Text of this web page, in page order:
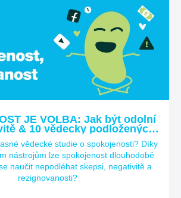
JE VOLBA: Jak být odolní
& 10 vědecky podložených
pro spokojenější život
vědecké studie o spokojenosti? Díky
nástrojům lze spokojenost dlouhodobě
naučit nepodléhat skepsi, negativitě a
rezignovanosti?